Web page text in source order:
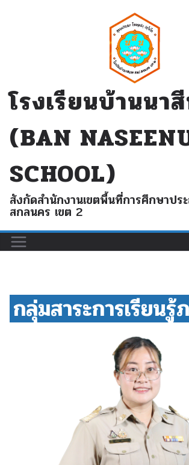
โรงเรียนบ้านนา
(BAN
SCHOOL)
สังกัดสำนักงานเขตพื้นที่การศึกษาปร
สกลนคร เขต 2
กลุ่มสาระการเรียนรู้